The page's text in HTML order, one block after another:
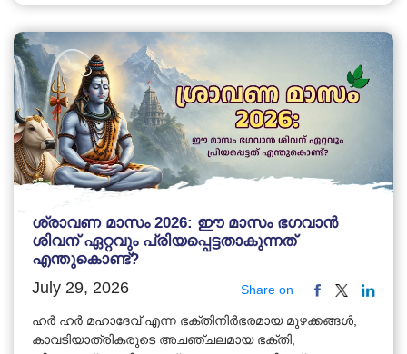
ശ്രാവണ മാസം 2026: ഈ മാസം ഭഗവാൻ
ശിവന് ഏറ്റവും പ്രിയപ്പെട്ടതാകുന്നത്
എന്തുകൊണ്ട്?
July 29, 2026 Share on
ഹർ ഹർ മഹാദേവ് എന്ന ഭക്തിനിർഭരമായ മുഴക്കങ്ങൾ,
കാവടിയാത്രികരുടെ അചഞ്ചലമായ ഭക്തി,